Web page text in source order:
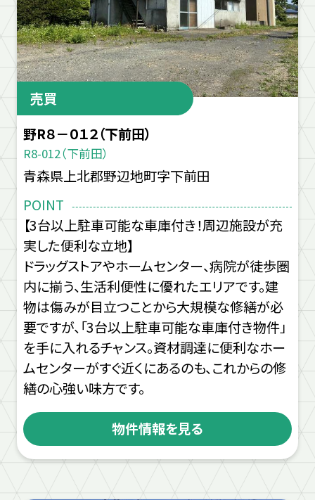
売買
野R８－０１２（下前田）
R8-012（下前田）
青森県上北郡野辺地町字下前田
POINT
【3台以上駐車可能な車庫付き！周辺施設が充
実した便利な立地】
ドラッグストアやホームセンター、病院が徒歩圏
内に揃う、生活利便性に優れたエリアです。建
物は傷みが目立つことから大規模な修繕が必
要ですが、「3台以上駐車可能な車庫付き物件」
を手に入れるチャンス。資材調達に便利なホー
ムセンターがすぐ近くにあるのも、これからの修
繕の心強い味方です。
物件情報を見る